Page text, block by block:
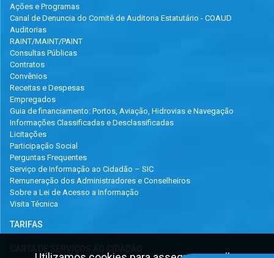
Ações e Programas
Canal de Denuncia do Comitê de Auditoria Estatutário - COAUD
Auditorias
RAINT/MAINT/PAINT
Consultas Públicas
Contratos
Convênios
Receitas e Despesas
Empregados
Guia de financiamento: Portos, Aviação, Hidrovias e Navegação
Informações Classificadas e Desclassificadas
Licitações
Participação Social
Perguntas Frequentes
Serviço de Informação ao Cidadão – SIC
Remuneração dos Administradores e Conselheiros
Sobre a Lei de Acesso a Informação
Visita Técnica
TARIFAS